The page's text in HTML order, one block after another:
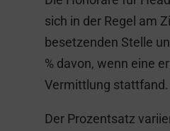
sich in der Regel am
besetzenden Stelle
% davon, wenn eine
Vermittlung stattfand.
Der Prozentsatz